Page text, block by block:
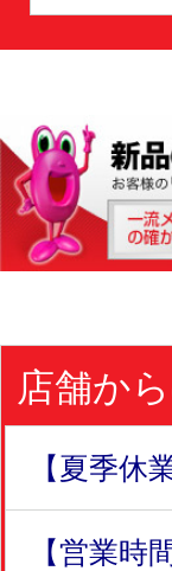
店舗か
【夏季休
【営業時